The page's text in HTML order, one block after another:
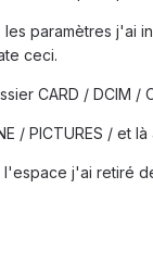
les paramètres j'ai
ceci.
CARD / DCIM /
/ PICTURES / et
j'ai retiré